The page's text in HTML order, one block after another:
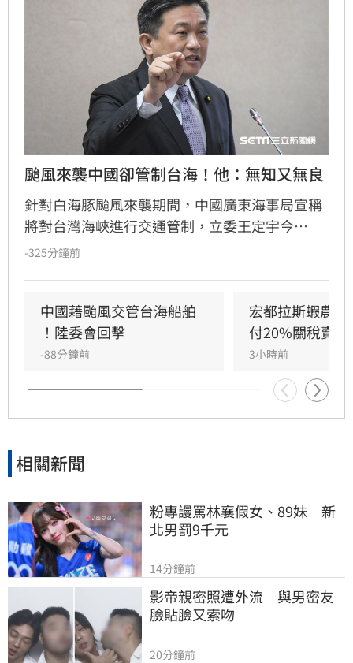
颱風來襲中國卻管制台海！他：無知又無良
針對白海豚颱風來襲期間，中國廣東海事局宣稱
將對台灣海峽進行交通管制，立委王定宇今
（8）日嚴詞批評，直指中國政府此舉既無知又
方，更藐視國際規範。他強調，中國人民處於水
深火熱，政府卻忙於政治操作。王定宇感嘆，中
國作為大國卻缺乏基本素質，並再次提醒「誰跟
-325分鐘前
中國藉颱風交管台海船舶
！陸委會回擊
-88分鐘前
宏都拉斯蝦農
付20%關稅賣台
3小時前
相關新聞
粉專謾罵林襄假女、89妹　新
北男罰9千元
14分鐘前
影帝親密照遭外流　與男密友
臉貼臉又索吻
20分鐘前